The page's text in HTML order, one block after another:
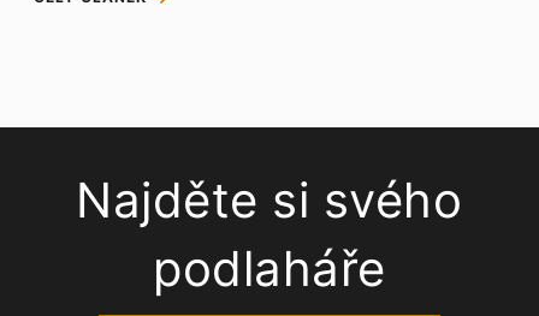
Najděte si svého
podlaháře